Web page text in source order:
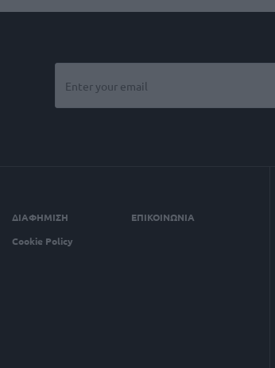
ΔΙΑΦΗΜΙΣΗ
ΕΠΙΚΟΙΝΩΝΙΑ
Cookie Policy